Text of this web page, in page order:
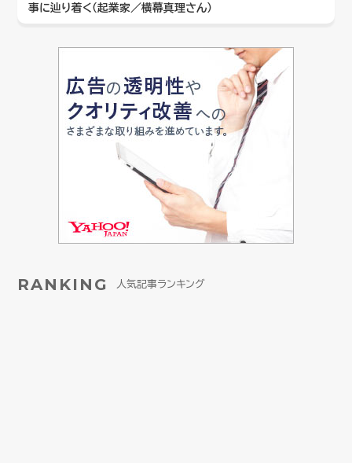
事に辿り着く（起業家／横幕真理さん）
RANKING 人気記事ランキング